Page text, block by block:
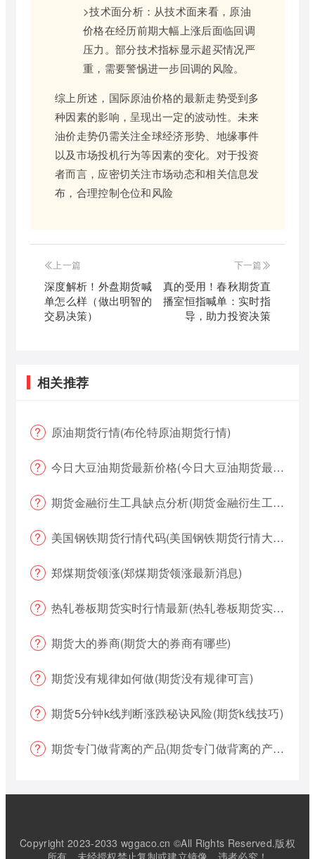
>技术面分析：从技术面来看，原油
价格在经历前期大幅上涨后面临回调
压力。部分技术指标显示超买情况严
重，需要警惕进一步回调的风险。
综上所述，国际原油价格的最新走势受到多
种因素的影响，呈现出一定的波动性。未来
油价走势仍需关注全球经济形势、地缘事件
以及市场投机行为等因素的变化。对于投资
者而言，应密切关注市场动态和相关信息发
布，合理控制仓位和风险
上一篇
深度解析！外盘期货喊
单怎么样（做出明智的
交易决策）
下一篇
真的受用！春秋期货直
播室恒指喊单：实时指
导，助力投资决策
相关推荐
原油期货行情(布伦特原油期货行情)
今日大豆油期货最新价格(今日大豆油期货最新价格行情)
期货金融衍生工具缺点分析(期货金融衍生工具缺点分析报告)
美国钢铁期货行情代码(美国钢铁期货行情大盘)
郑煤期货领涨(郑煤期货领涨最新消息)
热轧卷板期货实时行情最新(热轧卷板期货实时行情最新报价)
期货大的券商(期货大的券商有哪些)
期货没有规律如何做(期货没有规律可言)
期货5分钟k线判断涨跌秘诀风险(期货k线技巧)
期货专门做背离的产品(期货专门做背离的产品有哪些)
Copyright 2023-2033 wggaco.cn ©All Rights Reserved.版权
所有，未经授权禁止复制或建立镜像，违者必究！